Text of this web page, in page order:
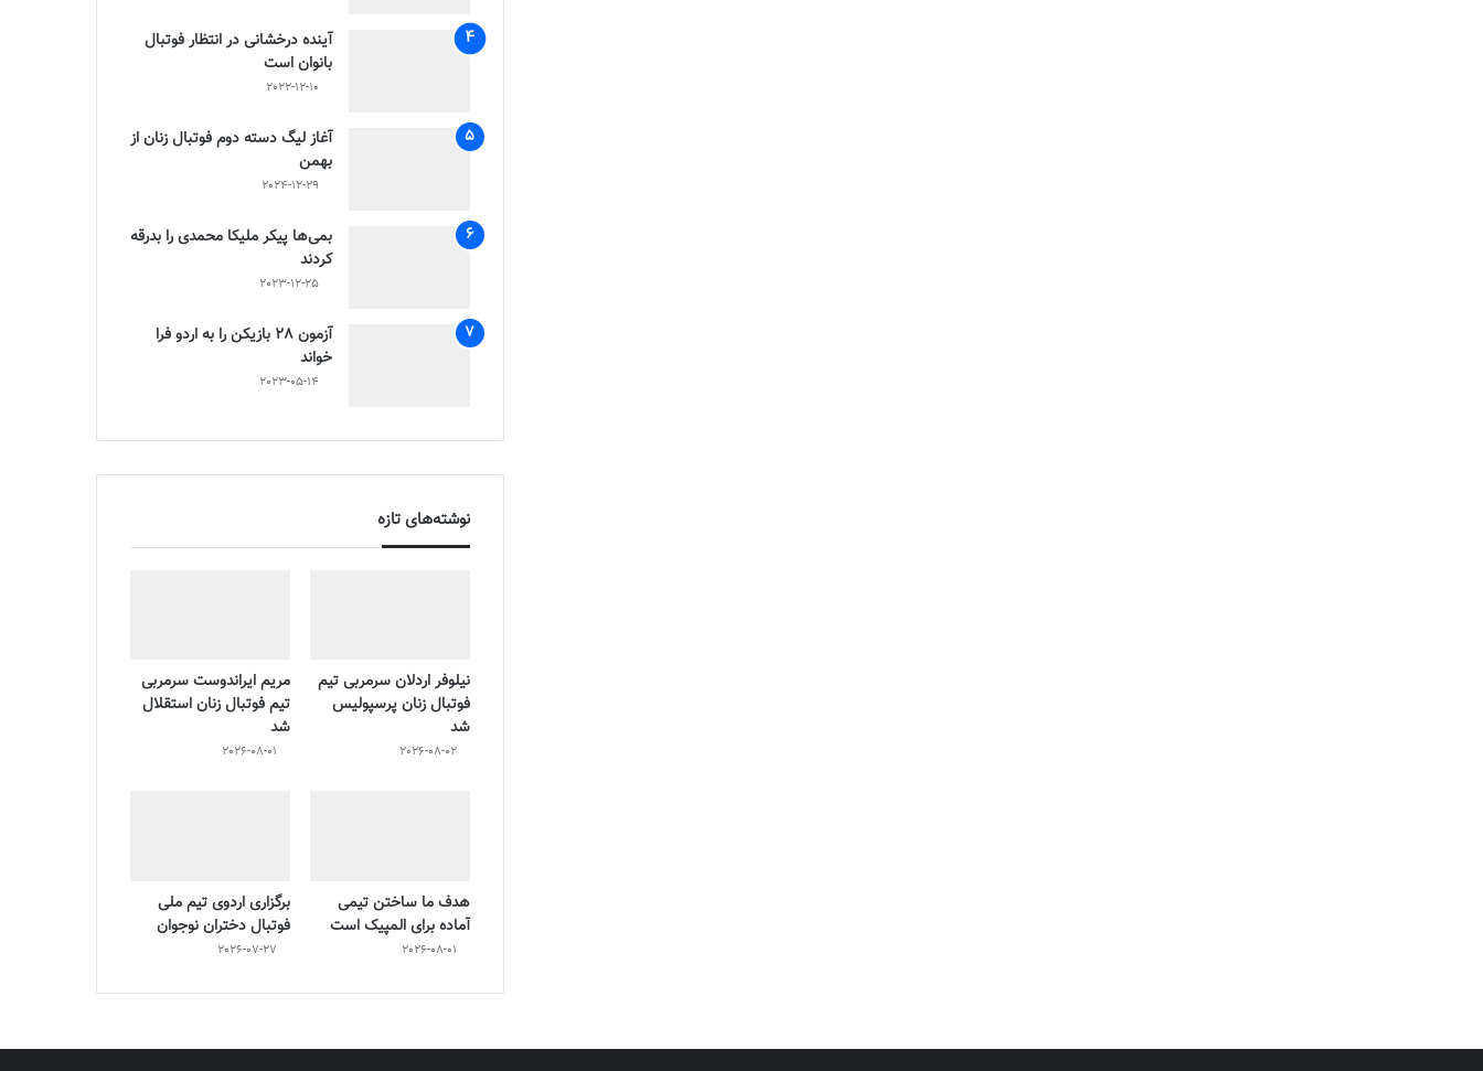
آینده درخشانی در انتظار فوتبال
بانوان است
2022-12-10
آغاز لیگ دسته دوم فوتبال زنان از
بهمن
2024-12-29
بمی‌ها پیکر ملیکا محمدی را بدرقه
کردند
2023-12-25
آزمون 28 بازیکن را به اردو فرا
خواند
2023-05-14
نوشته‌های تازه
نیلوفر اردلان سرمربی تیم
فوتبال زنان پرسپولیس
شد
2026-08-02
مریم ایراندوست سرمربی
تیم فوتبال زنان استقلال
شد
2026-08-01
هدف ما ساختن تیمی
آماده برای المپیک است
2026-08-01
برگزاری اردوی تیم ملی
فوتبال دختران نوجوان
2026-07-27